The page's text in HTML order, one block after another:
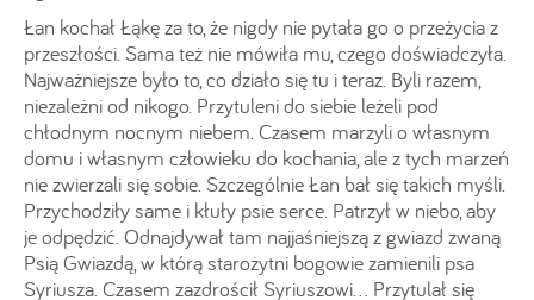
Łan kochał Łąkę za to, że nigdy nie pytała go o przeżycia z
przeszłości. Sama też nie mówiła mu, czego doświadczyła.
Najważniejsze było to, co działo się tu i teraz. Byli razem,
niezależni od nikogo. Przytuleni do siebie leżeli pod
chłodnym nocnym niebem. Czasem marzyli o własnym
domu i własnym człowieku do kochania, ale z tych marzeń
nie zwierzali się sobie. Szczególnie Łan bał się takich myśli.
Przychodziły same i kłuły psie serce. Patrzył w niebo, aby
je odpędzić. Odnajdywał tam najjaśniejszą z gwiazd zwaną
Psią Gwiazdą, w którą starożytni bogowie zamienili psa
Syriusza. Czasem zazdrościł Syriuszowi… Przytulał się